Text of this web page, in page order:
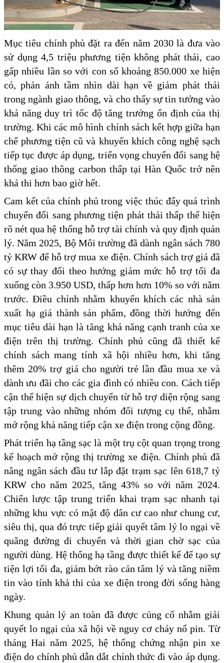
Mục tiêu chính phủ đặt ra đến năm 2030 là đưa vào
sử dụng 4,5 triệu phương tiện không phát thải, cao
gấp nhiều lần so với con số khoảng 850.000 xe hiện
có, phản ánh tầm nhìn dài hạn về giảm phát thải
trong ngành giao thông, và cho thấy sự tin tưởng vào
khả năng duy trì tốc độ tăng trưởng ổn định của thị
trường. Khi các mô hình chính sách kết hợp giữa hạn
chế phương tiện cũ và khuyến khích công nghệ sạch
tiếp tục được áp dụng, triển vọng chuyển đổi sang hệ
thống giao thông carbon thấp tại Hàn Quốc trở nên
khả thi hơn bao giờ hết.
Cam kết của chính phủ trong việc thúc đẩy quá trình
chuyển đổi sang phương tiện phát thải thấp thể hiện
rõ nét qua hệ thống hỗ trợ tài chính và quy định quản
lý. Năm 2025, Bộ Môi trường đã dành ngân sách 780
tỷ KRW để hỗ trợ mua xe điện. Chính sách trợ giá đã
có sự thay đổi theo hướng giảm mức hỗ trợ tối đa
xuống còn 3.950 USD, thấp hơn hơn 10% so với năm
trước. Điều chỉnh nhằm khuyến khích các nhà sản
xuất hạ giá thành sản phẩm, đồng thời hướng đến
mục tiêu dài hạn là tăng khả năng cạnh tranh của xe
điện trên thị trường. Chính phủ cũng đã thiết kế
chính sách mang tính xã hội nhiều hơn, khi tăng
thêm 20% trợ giá cho người trẻ lần đầu mua xe và
dành ưu đãi cho các gia đình có nhiều con. Cách tiếp
cận thể hiện sự dịch chuyển từ hỗ trợ diện rộng sang
tập trung vào những nhóm đối tượng cụ thể, nhằm
mở rộng khả năng tiếp cận xe điện trong cộng đồng.
Phát triển hạ tầng sạc là một trụ cột quan trọng trong
kế hoạch mở rộng thị trường xe điện. Chính phủ đã
nâng ngân sách đầu tư lắp đặt trạm sạc lên 618,7 tỷ
KRW cho năm 2025, tăng 43% so với năm 2024.
Chiến lược tập trung triển khai trạm sạc nhanh tại
những khu vực có mật độ dân cư cao như chung cư,
siêu thị, qua đó trực tiếp giải quyết tâm lý lo ngại về
quãng đường di chuyển và thời gian chờ sạc của
người dùng. Hệ thống hạ tầng được thiết kế để tạo sự
tiện lợi tối đa, giảm bớt rào cản tâm lý và tăng niềm
tin vào tính khả thi của xe điện trong đời sống hàng
ngày.
Khung quản lý an toàn đã được củng cố nhằm giải
quyết lo ngại của xã hội về nguy cơ cháy nổ pin. Từ
tháng Hai năm 2025, hệ thống chứng nhận pin xe
điện do chính phủ dẫn dắt chính thức đi vào áp dụng.